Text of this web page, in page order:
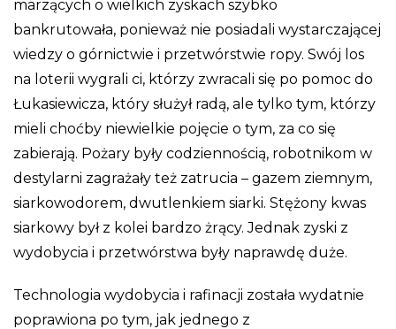
marzących o wielkich zyskach szybko
bankrutowała, ponieważ nie posiadali wystarczającej
wiedzy o górnictwie i przetwórstwie ropy. Swój los
na loterii wygrali ci, którzy zwracali się po pomoc do
Łukasiewicza, który służył radą, ale tylko tym, którzy
mieli choćby niewielkie pojęcie o tym, za co się
zabierają. Pożary były codziennością, robotnikom w
destylarni zagrażały też zatrucia – gazem ziemnym,
siarkowodorem, dwutlenkiem siarki. Stężony kwas
siarkowy był z kolei bardzo żrący. Jednak zyski z
wydobycia i przetwórstwa były naprawdę duże.
Technologia wydobycia i rafinacji została wydatnie
poprawiona po tym, jak jednego z